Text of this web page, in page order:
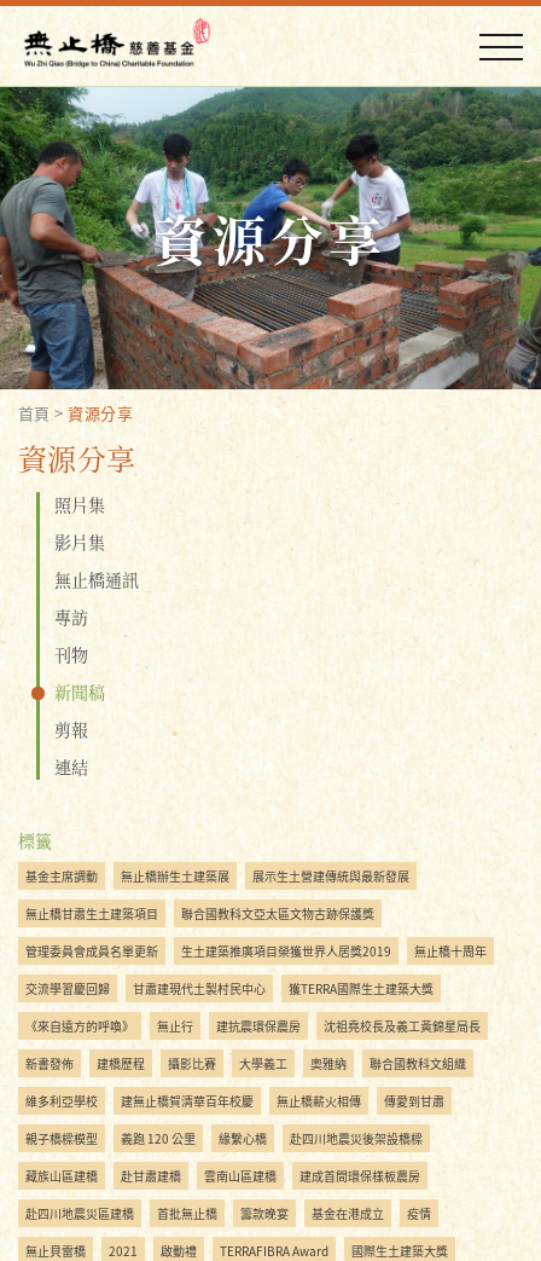
資源分享
首頁 >資源分享
資源分享
照片集
影片集
無止橋通訊
專訪
刊物
新聞稿
剪報
連結
標籤
基金主席調動 無止橋辦生土建築展 展示生土營建傳統與最新發展
無止橋甘肅生土建築項目 聯合國教科文亞太區文物古跡保護獎
管理委員會成員名單更新 生土建築推廣項目榮獲世界人居獎2019 無止橋十周年
交流學習慶回歸 甘肅建現代土製村民中心 獲TERRA國際生土建築大獎
《來自遠方的呼喚》 無止行 建抗震環保農房 沈祖堯校長及義工黃錦星局長
新書發佈 建橋歷程 攝影比賽 大學義工 奧雅納 聯合國教科文組織
維多利亞學校 建無止橋賀清華百年校慶 無止橋薪火相傳 傳愛到甘肅
親子橋樑模型 義跑 120 公里 緣繫心橋 赴四川地震災後架設橋樑
藏族山區建橋 赴甘肅建橋 雲南山區建橋 建成首間環保樣板農房
赴四川地震災區建橋 首批無止橋 籌款晚宴 基金在港成立 疫情
無止貝雷橋 2021 啟動禮 TERRAFIBRA Award 國際生土建築大獎